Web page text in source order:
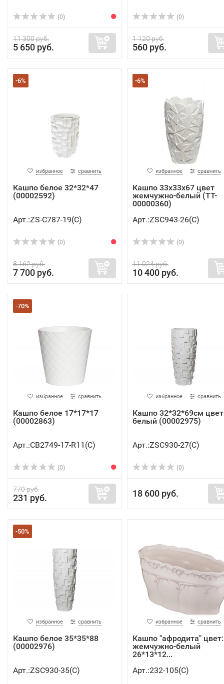
(0)
11 300 руб.
5 650 руб.
(0)
1 120 руб.
560 руб.
-6%
избранное сравнить
Кашпо белое 32*32*47
(00002592)
Арт.:ZS-C787-19(C)
(0)
8 162 руб.
7 700 руб.
-6%
избранное сравнить
Кашпо 33х33х67 цвет
жемчужно-белый (TT-
00000360)
Арт.:ZSC943-26(C)
(0)
11 024 руб.
10 400 руб.
-70%
избранное сравнить
Кашпо белое 17*17*17
(00002863)
Арт.:CB2749-17-R11(C)
(0)
770 руб.
231 руб.
избранное сравнить
Кашпо 32*32*69см цвет
белый (00002975)
Арт.:ZSC930-27(C)
(0)
18 600 руб.
-50%
избранное сравнить
Кашпо белое 35*35*88
(00002976)
Арт.:ZSC930-35(C)
избранное сравнить
Кашпо "афродита" цвет:
жемчужно-белый
26*13*12...
Арт.:232-105(C)